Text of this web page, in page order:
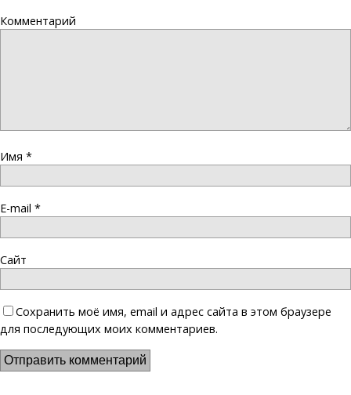
Комментарий
Имя *
E-mail *
Сайт
Сохранить моё имя, email и адрес сайта в этом браузере
для последующих моих комментариев.